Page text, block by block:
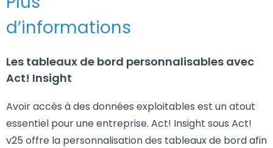
d’informations
Les tableaux de bord personnalisables avec
Act! Insight
Avoir accès à des données exploitables est un atout
essentiel pour une entreprise. Act! Insight sous Act!
v25 offre la personnalisation des tableaux de bord afin